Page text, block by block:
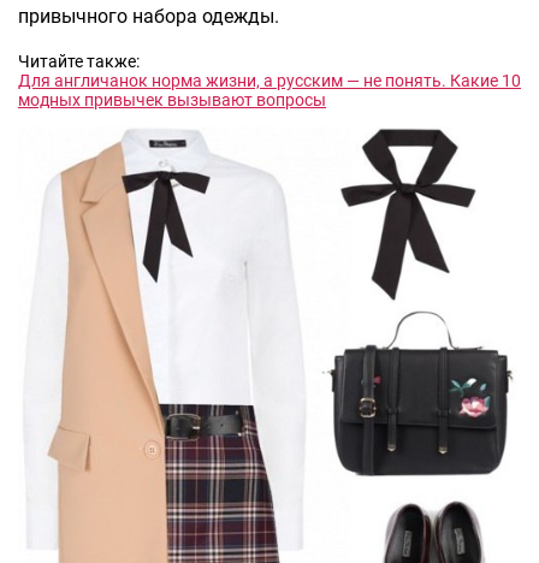
привычного набора одежды.
Читайте также:
Для англичанок норма жизни, а русским — не понять. Какие 10
модных привычек вызывают вопросы